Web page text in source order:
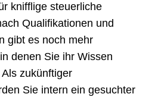
knifflige steuerliche
Qualifikationen und
gibt es noch mehr
denen Sie ihr Wissen
zukünftiger
Sie intern ein gesuchter